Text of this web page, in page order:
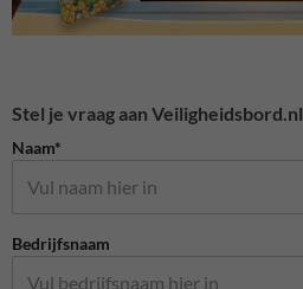
Stel je vraag aan Veiligheidsbord.nl
Naam*
Bedrijfsnaam